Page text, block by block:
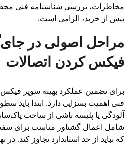
مخاطرات، بررسی شناسنامه فنی
پیش از خرید، الزامی است.
مراحل اصولی در
فیکس کردن اتصالات
برای تضمین عملکرد بهینه سوپر
فنی اهمیت بسزایی دارد. ابتدا باید
آلودگی یا پلیسه ناشی از ساخت
شامل اعمال گشتاور مناسب برای
که نباید از حد استاندارد تجاوز کند. در